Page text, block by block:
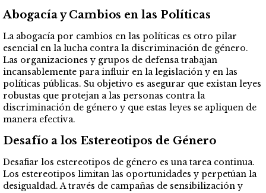
Abogacía y Cambios en las Políticas
La abogacía por cambios en las políticas es otro pilar
esencial en la lucha contra la discriminación de género.
Las organizaciones y grupos de defensa trabajan
incansablemente para influir en la legislación y en las
políticas públicas. Su objetivo es asegurar que existan leyes
robustas que protejan a las personas contra la
discriminación de género y que estas leyes se apliquen de
manera efectiva.
Desafío a los Estereotipos de Género
Desafiar los estereotipos de género es una tarea continua.
Los estereotipos limitan las oportunidades y perpetúan la
desigualdad. A través de campañas de sensibilización y